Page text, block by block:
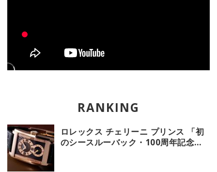
ロレックス チェリーニ プリンス 「初
のシースルーバック・100周年記念モ